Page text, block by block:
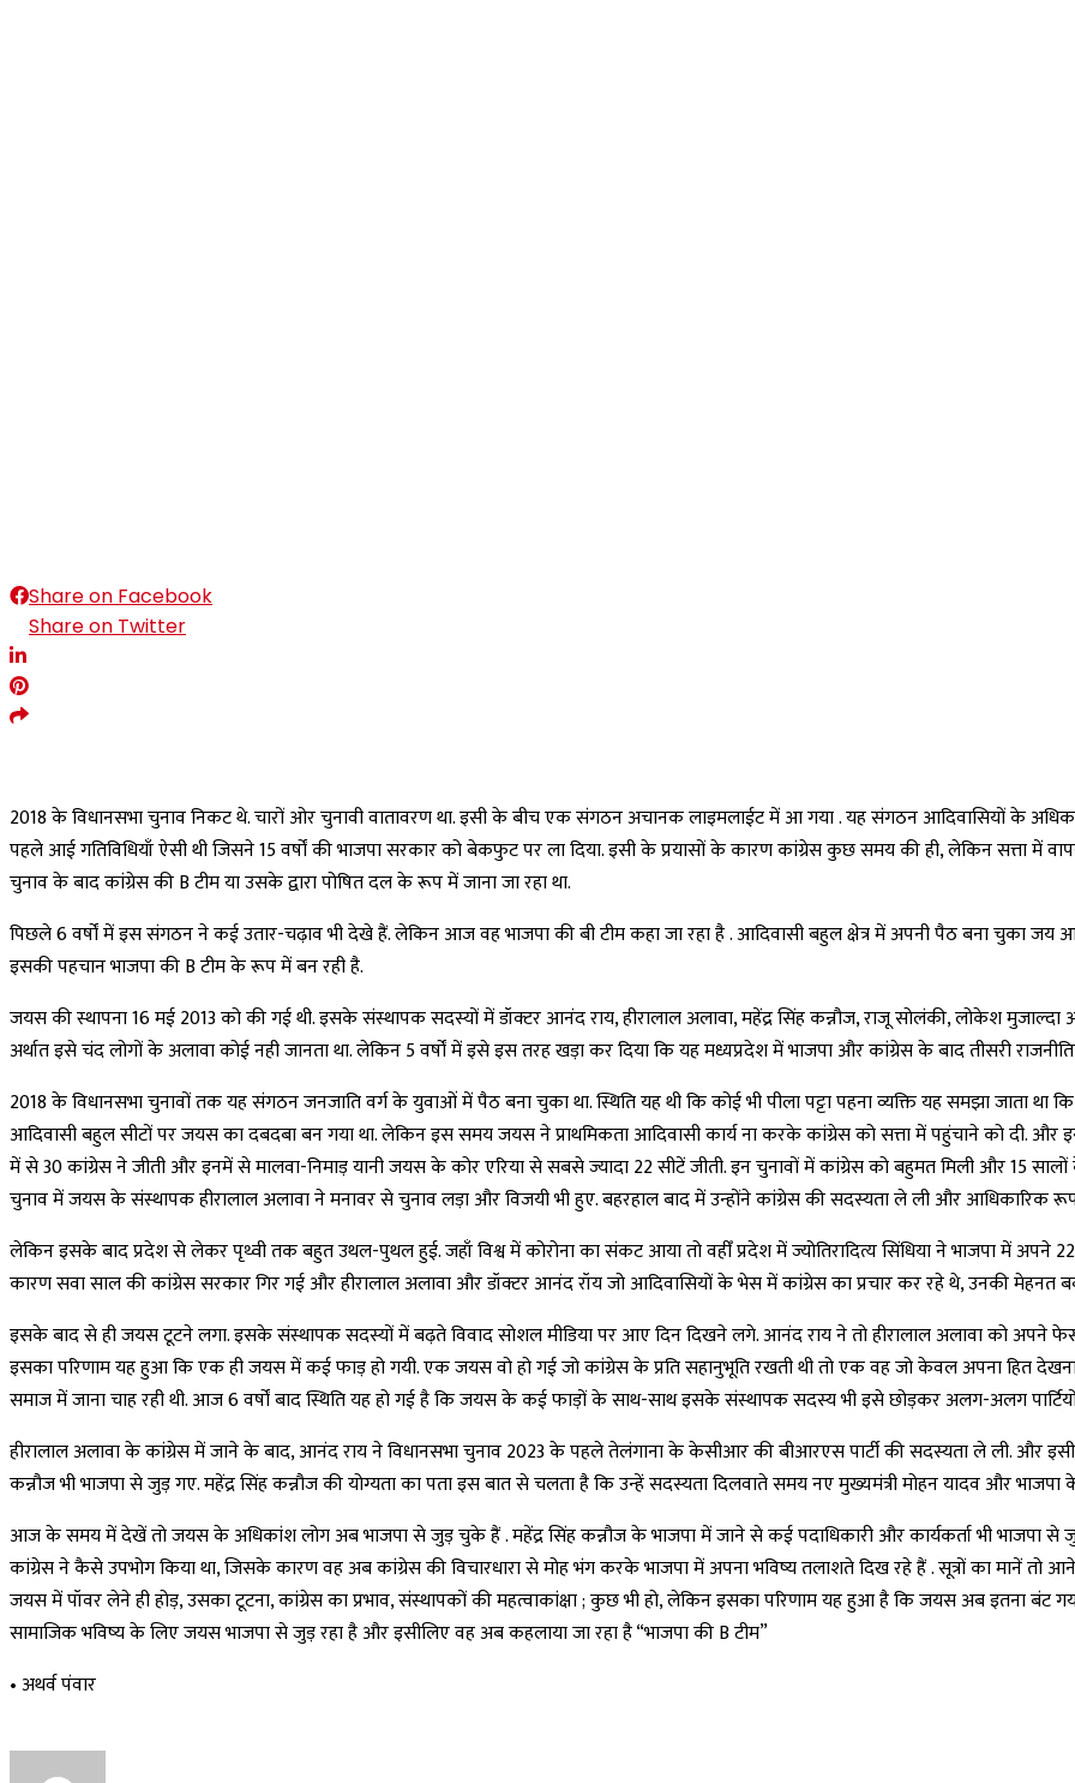
Share on Facebook
Share on Twitter
2018 के विधानसभा चुनाव निकट थे. चारों ओर चुनावी वातावरण था. इसी के बीच एक संगठन अचानक लाइमलाईट में आ गया . यह संगठन आदिवासियों के
पहले आई गतिविधियाँ ऐसी थी जिसने 15 वर्षों की भाजपा सरकार को बेकफुट पर ला दिया. इसी के प्रयासों के कारण कांग्रेस कुछ समय की ही, लेकिन सत्ता में
चुनाव के बाद कांग्रेस की B टीम या उसके द्वारा पोषित दल के रूप में जाना जा रहा था.
पिछले 6 वर्षों में इस संगठन ने कई उतार-चढ़ाव भी देखे हैं. लेकिन आज वह भाजपा की बी टीम कहा जा रहा है . आदिवासी बहुल क्षेत्र में अपनी पैठ बना चुका
इसकी पहचान भाजपा की B टीम के रूप में बन रही है.
जयस की स्थापना 16 मई 2013 को की गई थी. इसके संस्थापक सदस्यों में डॉक्टर आनंद राय, हीरालाल अलावा, महेंद्र सिंह कन्नौज, राजू सोलंकी, लोकेश
अर्थात इसे चंद लोगों के अलावा कोई नही जानता था. लेकिन 5 वर्षों में इसे इस तरह खड़ा कर दिया कि यह मध्यप्रदेश में भाजपा और कांग्रेस के बाद तीसरी
2018 के विधानसभा चुनावों तक यह संगठन जनजाति वर्ग के युवाओं में पैठ बना चुका था. स्थिति यह थी कि कोई भी पीला पट्टा पहना व्यक्ति यह समझा जाता था
आदिवासी बहुल सीटों पर जयस का दबदबा बन गया था. लेकिन इस समय जयस ने प्राथमिकता आदिवासी कार्य ना करके कांग्रेस को सत्ता में पहुंचाने को दी.
में से 30 कांग्रेस ने जीती और इनमें से मालवा-निमाड़ यानी जयस के कोर एरिया से सबसे ज्यादा 22 सीटें जीती. इन चुनावों में कांग्रेस को बहुमत मिली और 15
चुनाव में जयस के संस्थापक हीरालाल अलावा ने मनावर से चुनाव लड़ा और विजयी भी हुए. बहरहाल बाद में उन्होंने कांग्रेस की सदस्यता ले ली और आधिकारिक
लेकिन इसके बाद प्रदेश से लेकर पृथ्वी तक बहुत उथल-पुथल हुई. जहाँ विश्व में कोरोना का संकट आया तो वहीँ प्रदेश में ज्योतिरादित्य सिंधिया ने भाजपा में
कारण सवा साल की कांग्रेस सरकार गिर गई और हीरालाल अलावा और डॉक्टर आनंद रॉय जो आदिवासियों के भेस में कांग्रेस का प्रचार कर रहे थे, उनकी मेहनत
इसके बाद से ही जयस टूटने लगा. इसके संस्थापक सदस्यों में बढ़ते विवाद सोशल मीडिया पर आए दिन दिखने लगे. आनंद राय ने तो हीरालाल अलावा को
इसका परिणाम यह हुआ कि एक ही जयस में कई फाड़ हो गयी. एक जयस वो हो गई जो कांग्रेस के प्रति सहानुभूति रखती थी तो एक वह जो केवल अपना हित
समाज में जाना चाह रही थी. आज 6 वर्षों बाद स्थिति यह हो गई है कि जयस के कई फाड़ों के साथ-साथ इसके संस्थापक सदस्य भी इसे छोड़कर अलग-अलग
हीरालाल अलावा के कांग्रेस में जाने के बाद, आनंद राय ने विधानसभा चुनाव 2023 के पहले तेलंगाना के केसीआर की बीआरएस पार्टी की सदस्यता ले ली. और
कन्नौज भी भाजपा से जुड़ गए. महेंद्र सिंह कन्नौज की योग्यता का पता इस बात से चलता है कि उन्हें सदस्यता दिलवाते समय नए मुख्यमंत्री मोहन यादव और भाजपा के
आज के समय में देखें तो जयस के अधिकांश लोग अब भाजपा से जुड़ चुके हैं . महेंद्र सिंह कन्नौज के भाजपा में जाने से कई पदाधिकारी और कार्यकर्ता भी भाजपा
कांग्रेस ने कैसे उपभोग किया था, जिसके कारण वह अब कांग्रेस की विचारधारा से मोह भंग करके भाजपा में अपना भविष्य तलाशते दिख रहे हैं . सूत्रों का मानें
जयस में पॉवर लेने ही होड़, उसका टूटना, कांग्रेस का प्रभाव, संस्थापकों की महत्वाकांक्षा ; कुछ भी हो, लेकिन इसका परिणाम यह हुआ है कि जयस अब इतना बंट
सामाजिक भविष्य के लिए जयस भाजपा से जुड़ रहा है और इसीलिए वह अब कहलाया जा रहा है “भाजपा की B टीम”
• अथर्व पंवार